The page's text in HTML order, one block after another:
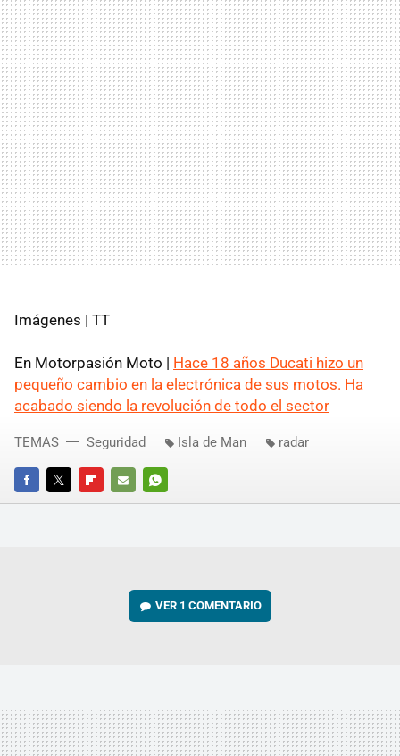
Imágenes | TT
En Motorpasión Moto | Hace 18 años Ducati hizo un
pequeño cambio en la electrónica de sus motos. Ha
acabado siendo la revolución de todo el sector
FACEBOOKTWITTERFLIPBOARD
E-
WHATSAPP
TEMAS Seguridad Isla de Man radar
VER 1 COMENTARIO